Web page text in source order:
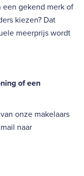
een gekend merk of
kiezen? Dat
meerprijs wordt
of een
onze makelaars
naar